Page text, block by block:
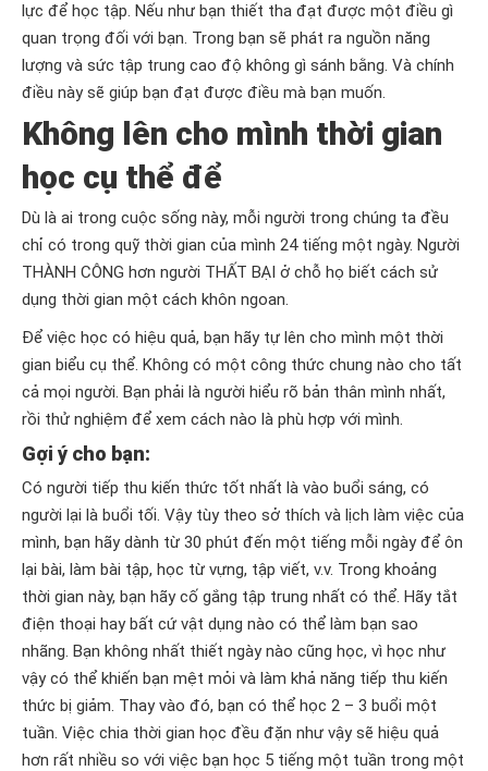
lực để học tập. Nếu như bạn thiết tha đạt được một điều gì
quan trọng đối với bạn. Trong bạn sẽ phát ra nguồn năng
lượng và sức tập trung cao độ không gì sánh bằng. Và chính
điều này sẽ giúp bạn đạt được điều mà bạn muốn.
Không lên cho mình thời gian
học cụ thể để
Dù là ai trong cuộc sống này, mỗi người trong chúng ta đều
chỉ có trong quỹ thời gian của mình 24 tiếng một ngày. Người
THÀNH CÔNG hơn người THẤT BẠI ở chỗ họ biết cách sử
dụng thời gian một cách khôn ngoan.
Để việc học có hiệu quả, bạn hãy tự lên cho mình một thời
gian biểu cụ thể. Không có một công thức chung nào cho tất
cả mọi người. Bạn phải là người hiểu rõ bản thân mình nhất,
rồi thử nghiệm để xem cách nào là phù hợp với mình.
Gợi ý cho bạn:
Có người tiếp thu kiến thức tốt nhất là vào buổi sáng, có
người lại là buổi tối. Vậy tùy theo sở thích và lịch làm việc của
mình, bạn hãy dành từ 30 phút đến một tiếng mỗi ngày để ôn
lại bài, làm bài tập, học từ vựng, tập viết, v.v. Trong khoảng
thời gian này, bạn hãy cố gắng tập trung nhất có thể. Hãy tắt
điện thoại hay bất cứ vật dụng nào có thể làm bạn sao
nhãng. Bạn không nhất thiết ngày nào cũng học, vì học như
vậy có thể khiến bạn mệt mỏi và làm khả năng tiếp thu kiến
thức bị giảm. Thay vào đó, bạn có thể học 2 – 3 buổi một
tuần. Việc chia thời gian học đều đặn như vậy sẽ hiệu quả
hơn rất nhiều so với việc bạn học 5 tiếng một tuần trong một